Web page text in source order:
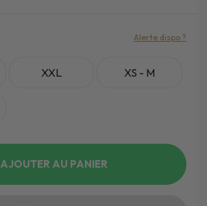
XXL XS - M
Alerte dispo ?
AJOUTER AU PANIER